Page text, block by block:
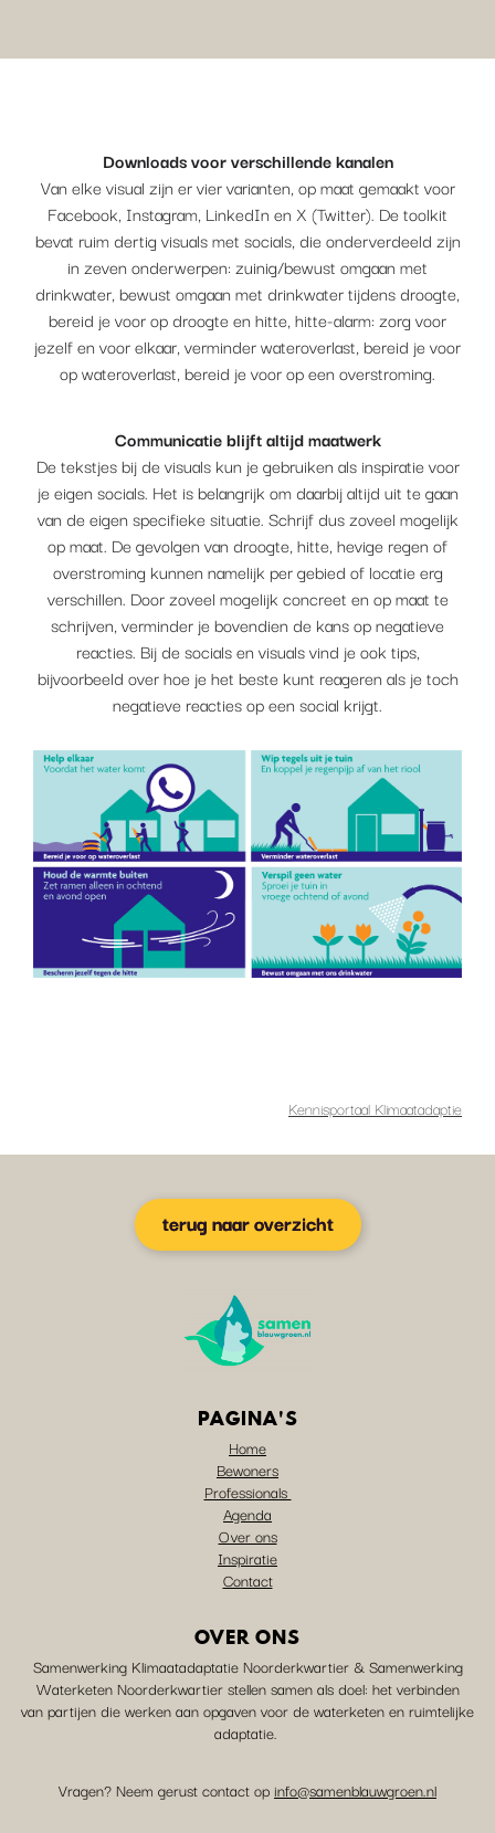
Downloads voor verschillende kanalen
Van elke visual zijn er vier varianten, op maat gemaakt voor
Facebook, Instagram, LinkedIn en X (Twitter). De toolkit
bevat ruim dertig visuals met socials, die onderverdeeld zijn
in zeven onderwerpen: zuinig/bewust omgaan met
drinkwater, bewust omgaan met drinkwater tijdens droogte,
bereid je voor op droogte en hitte, hitte-alarm: zorg voor
jezelf en voor elkaar, verminder wateroverlast, bereid je voor
op wateroverlast, bereid je voor op een overstroming.
Communicatie blijft altijd maatwerk
De tekstjes bij de visuals kun je gebruiken als inspiratie voor
je eigen socials. Het is belangrijk om daarbij altijd uit te gaan
van de eigen specifieke situatie. Schrijf dus zoveel mogelijk
op maat. De gevolgen van droogte, hitte, hevige regen of
overstroming kunnen namelijk per gebied of locatie erg
verschillen. Door zoveel mogelijk concreet en op maat te
schrijven, verminder je bovendien de kans op negatieve
reacties. Bij de socials en visuals vind je ook tips,
bijvoorbeeld over hoe je het beste kunt reageren als je toch
negatieve reacties op een social krijgt.
Kennisportaal Klimaatadaptie
terug naar overzicht
PAGINA'S
Home
Bewoners
Professionals
Agenda
Over ons
Inspiratie
Contact
OVER ONS
Samenwerking Klimaatadaptatie Noorderkwartier & Samenwerking
Waterketen Noorderkwartier stellen samen als doel: het verbinden
van partijen die werken aan opgaven voor de waterketen en ruimtelijke
adaptatie.
Vragen? Neem gerust contact op info@samenblauwgroen.nl